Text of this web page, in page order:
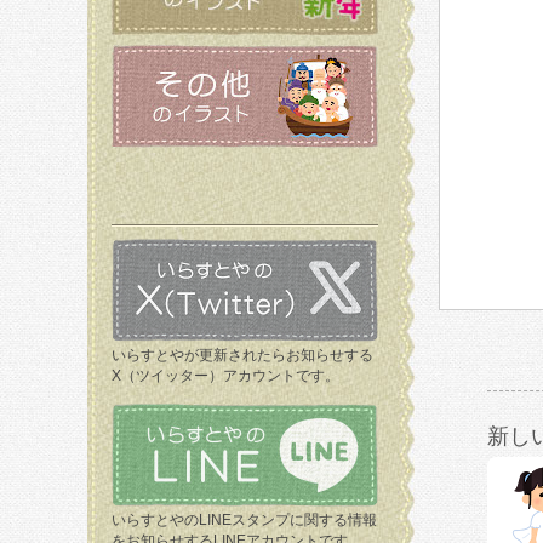
いらすとやが更新されたらお知らせする
X（ツイッター）アカウントです。
いらすとやのLINEスタンプに関する情報
新し